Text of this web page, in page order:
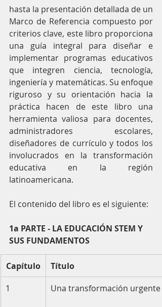
hasta la presentación detallada de un
Marco de Referencia compuesto por
criterios clave, este libro proporciona
una guía integral para diseñar e
implementar programas educativos
que integren ciencia, tecnología,
ingeniería y matemáticas. Su enfoque
riguroso y su orientación hacia la
práctica hacen de este libro una
herramienta valiosa para docentes,
administradores escolares,
diseñadores de currículo y todos los
involucrados en la transformación
educativa en la región
latinoamericana.
El contenido del libro es el siguiente:
1a PARTE - LA EDUCACIÓN STEM Y
SUS FUNDAMENTOS
Capítulo
Título
1
Una transformación urgente